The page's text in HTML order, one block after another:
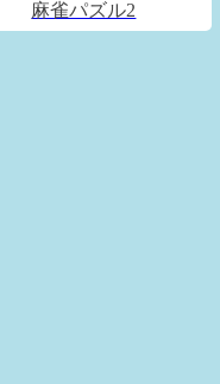
麻雀パズル2